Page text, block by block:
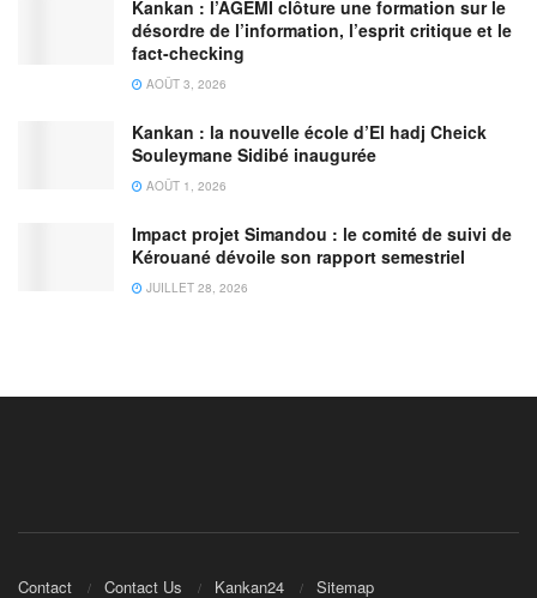
Kankan : l’AGEMI clôture une formation sur le
désordre de l’information, l’esprit critique et le
fact-checking
AOÛT 3, 2026
Kankan : la nouvelle école d’El hadj Cheick
Souleymane Sidibé inaugurée
AOÛT 1, 2026
Impact projet Simandou : le comité de suivi de
Kérouané dévoile son rapport semestriel
JUILLET 28, 2026
Contact Contact Us Kankan24 Sitemap